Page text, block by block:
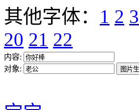
其他字体： 1 2 3
20 21 22
内容:
对象: